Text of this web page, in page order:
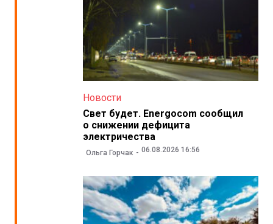
Новости
Свет будет. Energocom сообщил
о снижении дефицита
электричества
Ольга Горчак 06.08.2026 16:56